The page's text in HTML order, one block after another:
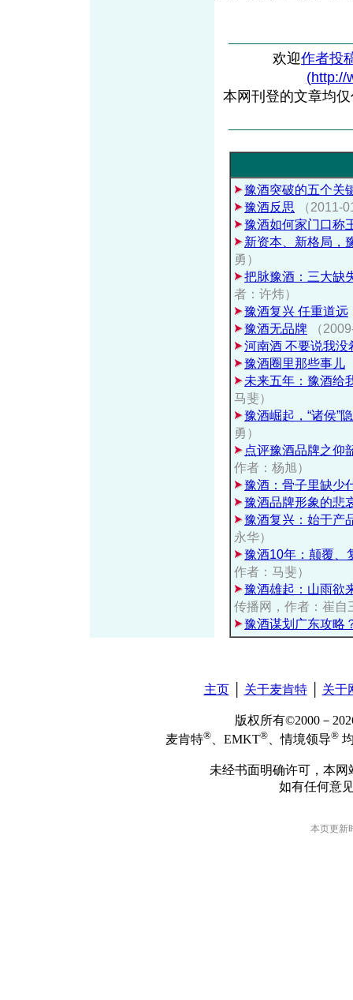
欢迎作者投
(http://
本网刊登的文章均
豫酒突破的五个关
豫酒反思
（2011-
豫酒如何家门口称
新资本、新格局，
勇）
把脉豫酒：三大缺
者：许炜）
豫酒复兴 任重道远
豫酒无品牌
（
河南酒 不要说我没
豫酒圈里那些事儿
未来五年：豫酒给
马斐）
豫酒崛起，“诸侯”
勇）
点评豫酒品牌之仰
作者：杨旭）
豫酒：骨子里缺少
豫酒品牌形象的悲
豫酒复兴：始于产
永华）
豫酒10年：颠覆、
作者：马斐）
豫酒雄起：山雨欲
传播网，作者：崔自
豫酒谋划广东攻略
主页│ 关于麦肯特│ 关于
版权所有©2000－
麦肯特® 、EMKT® 、情境领导®
未经书面明确许可，本
如有任何意
本页更新